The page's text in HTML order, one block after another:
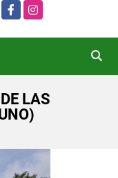
FacebookInstagram
LAS